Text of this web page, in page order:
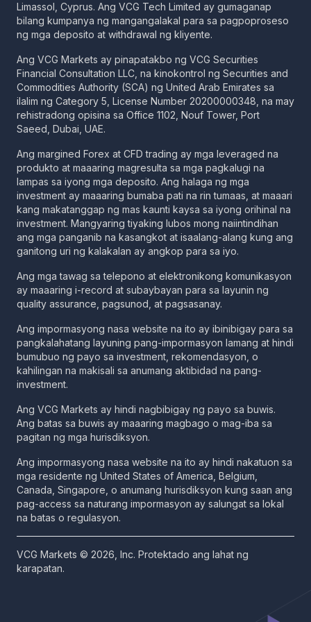
Limassol, Cyprus. Ang VCG Tech Limited ay gumaganap
bilang kumpanya ng mangangalakal para sa pagpoproseso
ng mga deposito at withdrawal ng kliyente.
Ang VCG Markets ay pinapatakbo ng VCG Securities
Financial Consultation LLC, na kinokontrol ng Securities and
Commodities Authority (SCA) ng United Arab Emirates sa
ilalim ng Category 5, License Number 20200000348, na may
rehistradong opisina sa Office 1102, Nouf Tower, Port
Saeed, Dubai, UAE.
Ang margined Forex at CFD trading ay mga leveraged na
produkto at maaaring magresulta sa mga pagkalugi na
lampas sa iyong mga deposito. Ang halaga ng mga
investment ay maaaring bumaba pati na rin tumaas, at maaari
kang makatanggap ng mas kaunti kaysa sa iyong orihinal na
investment. Mangyaring tiyaking lubos mong naiintindihan
ang mga panganib na kasangkot at isaalang-alang kung ang
ganitong uri ng kalakalan ay angkop para sa iyo.
Ang mga tawag sa telepono at elektronikong komunikasyon
ay maaaring i-record at subaybayan para sa layunin ng
quality assurance, pagsunod, at pagsasanay.
Ang impormasyong nasa website na ito ay ibinibigay para sa
pangkalahatang layuning pang-impormasyon lamang at hindi
bumubuo ng payo sa investment, rekomendasyon, o
kahilingan na makisali sa anumang aktibidad na pang-
investment.
Ang VCG Markets ay hindi nagbibigay ng payo sa buwis.
Ang batas sa buwis ay maaaring magbago o mag-iba sa
pagitan ng mga hurisdiksyon.
Ang impormasyong nasa website na ito ay hindi nakatuon sa
mga residente ng United States of America, Belgium,
Canada, Singapore, o anumang hurisdiksyon kung saan ang
pag-access sa naturang impormasyon ay salungat sa lokal
na batas o regulasyon.
VCG Markets © 2026, Inc. Protektado ang lahat ng
karapatan.